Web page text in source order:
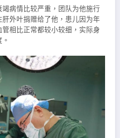
病情比较严重，团队为他施行
外叶捐赠给了他，患儿因为年
相比正常都较小较细，实际身